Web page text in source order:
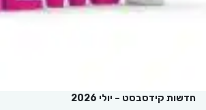
חדשות קידסבסט – יולי 2026